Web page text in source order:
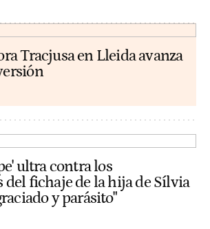
Tracjusa en Lleida avanza
ultra contra los
fichaje de la hija de Sílvia
y parásito"